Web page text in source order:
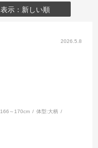
表示：新しい順
2026.5.8
166～170cm 体型:大柄